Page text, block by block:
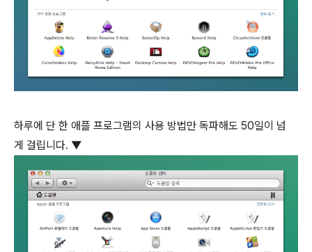
하루에 단 한 애플 프로그램의 사용 방법만 독파해도 50일이 넘
게 걸립니다. ▼